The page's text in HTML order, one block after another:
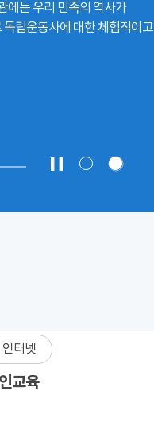
에는 우리 민족의 역사가
립운동사에 대한 체험적이고
인터넷
교육